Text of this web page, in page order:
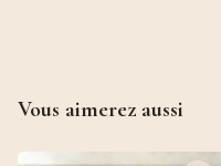
Vous aimerez aussi